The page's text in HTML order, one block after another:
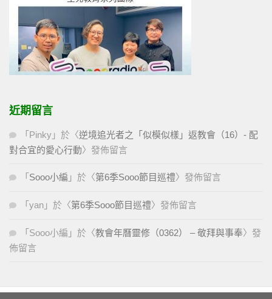
近期留言
「 Pinky 」於〈逆境追光者之「似模似樣」返教會（16）- 配
對合宜的愛心行動〉發佈留言
「 Sooo小編 」於〈第6季Sooo節目巡禮〉發佈留言
「 yan 」於〈第6季Sooo節目巡禮〉發佈留言
「 Sooo小編 」於〈教會年曆靈修（0362） – 敬拜與事奉〉發
佈留言